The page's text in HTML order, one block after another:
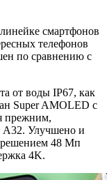
смартфонов
телефонов
по сравнению с
от воды IP67, как
Super AMOLED с
прежним,
A32. Улучшено и
48 Мп
4K.